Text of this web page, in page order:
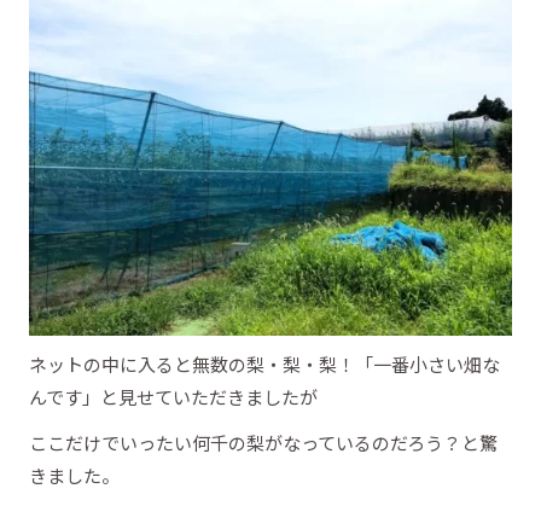
ネットの中に入ると無数の梨・梨・梨！「一番小さい畑な
んです」と見せていただきましたが
ここだけでいったい何千の梨がなっているのだろう？と驚
きました。